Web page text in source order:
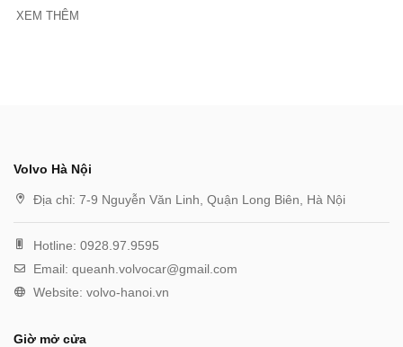
XEM THÊM
Volvo Hà Nội
Địa chỉ: 7-9 Nguyễn Văn Linh, Quận Long Biên, Hà Nội
Hotline: 0928.97.9595
Email: queanh.volvocar@gmail.com
Website: volvo-hanoi.vn
Giờ mở cửa